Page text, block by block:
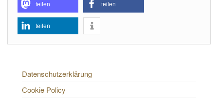
teilen teilen
teilen
Datenschutzerklärung
Cookie Policy